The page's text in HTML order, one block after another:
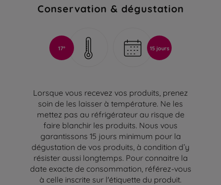
Conservation & dégustation
17° 15 jours
Lorsque vous recevez vos produits, prenez
soin de les laisser à température. Ne les
mettez pas au réfrigérateur au risque de
faire blanchir les produits. Nous vous
garantissons 15 jours minimum pour la
dégustation de vos produits, à condition d’y
résister aussi longtemps. Pour connaitre la
date exacte de consommation, référez-vous
à celle inscrite sur l'étiquette du produit.